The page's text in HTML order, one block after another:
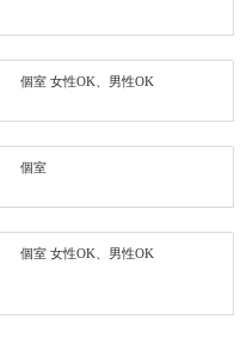
個室 女性OK、男性OK
個室
個室 女性OK、男性OK